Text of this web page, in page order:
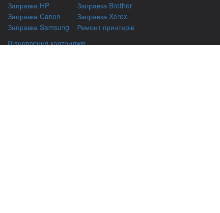
Заправка HP
Заправка Canon
Заправка Samsung
Заправка Brother
Заправка Xerox
Ремонт принтерів
Відновлення картриджів